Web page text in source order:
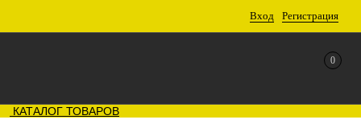
Вход Регистрация
0
КАТАЛОГ ТОВАРОВ